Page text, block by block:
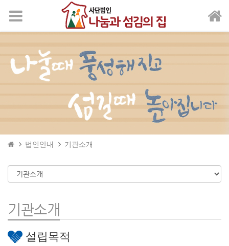
메뉴 건너뛰기
법인안내 기관소개
기관소개
설립목적